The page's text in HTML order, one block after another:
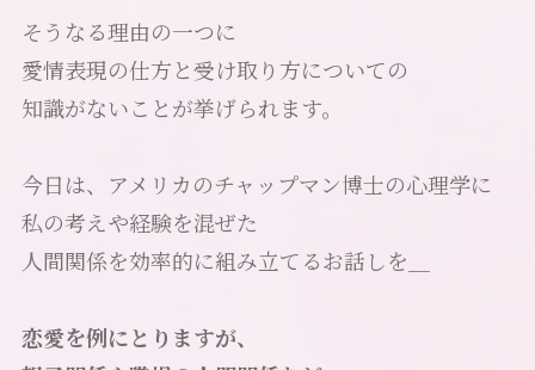
そうなる理由の一つに
愛情表現の仕方と受け取り方についての
知識がないことが挙げられます。
今日は、アメリカのチャップマン博士の心理学に
私の考えや経験を混ぜた
人間関係を効率的に組み立てるお話しを＿
恋愛を例にとりますが、